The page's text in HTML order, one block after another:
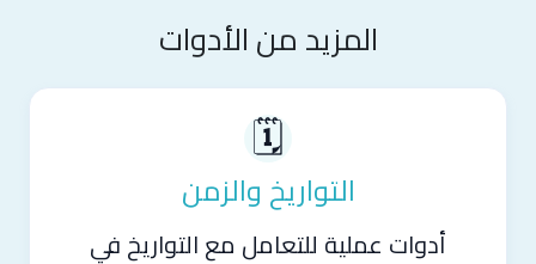
المزيد من الأدوات
🗓️
التواريخ والزمن
أدوات عملية للتعامل مع التواريخ في